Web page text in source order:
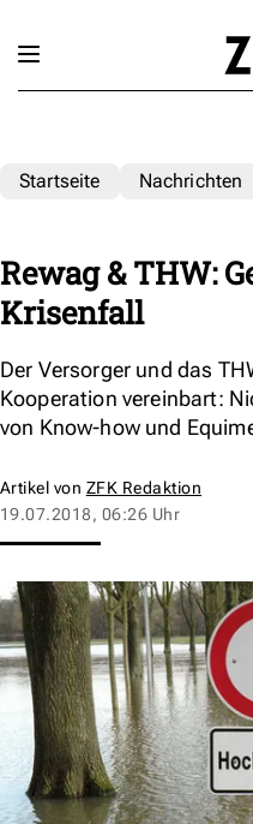
Startseite Nachrichten
Rewag & THW:
Krisenfall
Der Versorger und das
Kooperation vereinbart:
von Know-how und
Artikel von ZFK Redaktion
19.07.2018, 06:26 Uhr